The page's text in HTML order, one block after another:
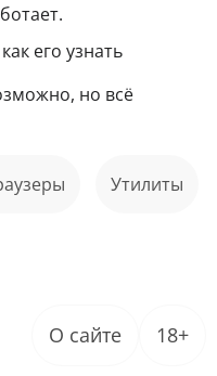
его узнать
но всё
Утилиты
О сайте 18+